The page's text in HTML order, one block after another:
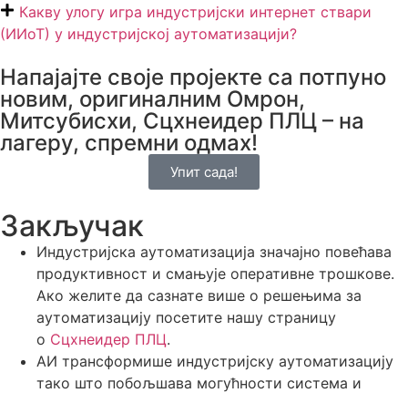
Какву улогу игра индустријски интернет ствари
(ИИоТ) у индустријској аутоматизацији?
Напајајте своје пројекте са потпуно
новим, оригиналним Омрон,
Митсубисхи, Сцхнеидер ПЛЦ – на
лагеру, спремни одмах!
Упит сада!
Закључак
Индустријска аутоматизација значајно повећава
продуктивност и смањује оперативне трошкове.
Ако желите да сазнате више о решењима за
аутоматизацију посетите нашу страницу
о Сцхнеидер ПЛЦ.
АИ трансформише индустријску аутоматизацију
тако што побољшава могућности система и